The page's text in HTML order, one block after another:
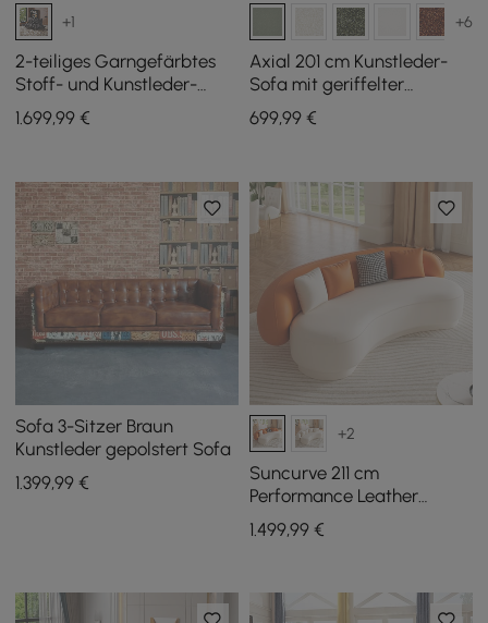
+1
2-teiliges Garngefärbtes
Stoff- und Kunstleder-
Sektionssofa mit
Liegefunktion
1.699,99 €
+6
Axial 201 cm Kunstleder-
Sofa mit geriffelter
Rückenlehne, goldenen
Beinen & Kissen
699,99€
Sofa 3-Sitzer Braun
Kunstleder gepolstert Sofa
1.399,99 €
+2
Suncurve 211 cm
Performance Leather
Curved Upholstered Sofa
with Pillows
1.499,99€